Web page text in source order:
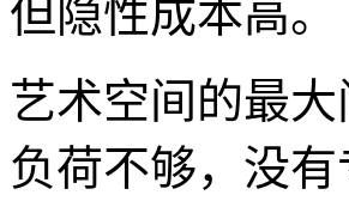
但隐性成本高。
艺术空间的最
负荷不够，没